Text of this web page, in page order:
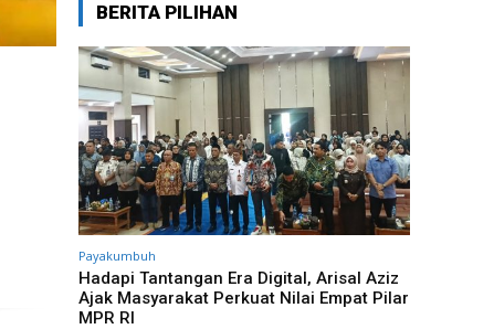
BERITA PILIHAN
Payakumbuh
Hadapi Tantangan Era Digital, Arisal Aziz
Ajak Masyarakat Perkuat Nilai Empat Pilar
MPR RI